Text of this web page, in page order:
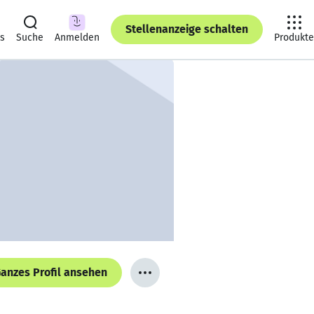
Suche Anmelden
Stellenanzeige schalten
Produkte
Profil ansehen